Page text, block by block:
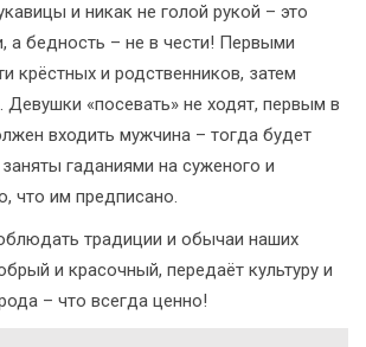
и никак не голой рукой – это
а бедность – не в чести! Первыми
крёстных и родственников, затем
Девушки «посевать» не ходят, первым в
входить мужчина – тогда будет
гаданиями на суженого и
что им предписано.
традиции и обычаи наших
и красочный, передаёт культуру и
– что всегда ценно!